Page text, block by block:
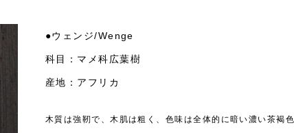
●ウェンジ/Wenge
科目：マメ科広葉樹
産地：アフリカ
木質は強靭で、木肌は粗く、色味は全体的に暗い濃い茶褐